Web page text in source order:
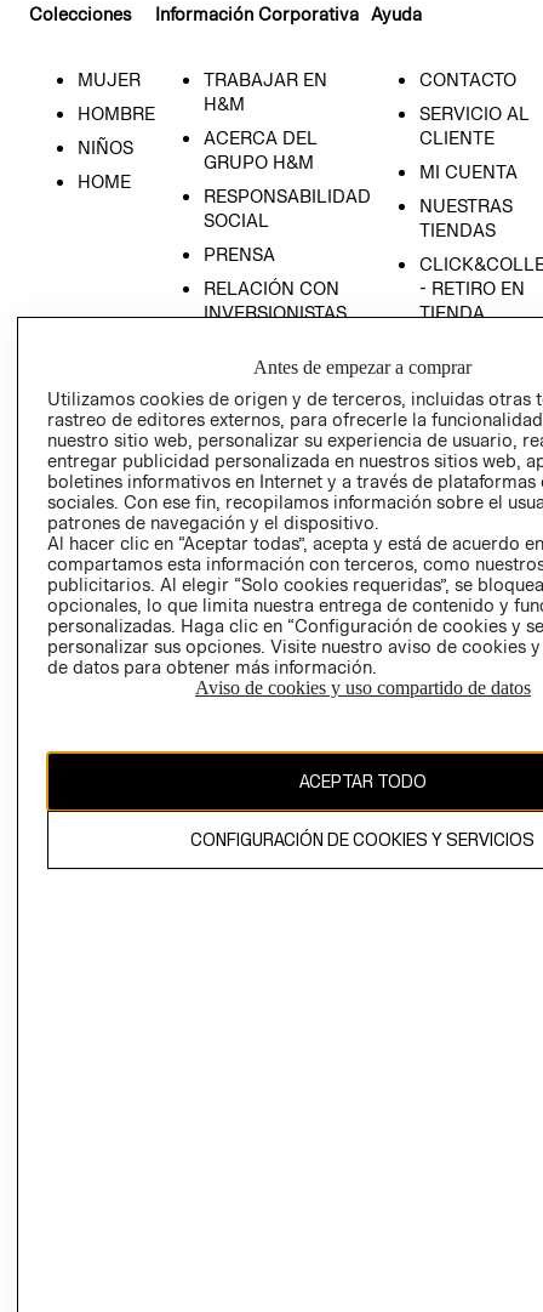
Colecciones
MUJER
HOMBRE
NIÑOS
HOME
Información Corporativa
TRABAJAR EN
H&M
ACERCA DEL
GRUPO H&M
RESPONSABILIDAD
SOCIAL
PRENSA
RELACIÓN CON
INVERSIONISTAS
EMPRESARIAL
Ayuda
CONTACTO
SERVICIO AL
CLIENTE
MI CUENTA
NUESTRAS
TIENDAS
- RETIRO EN
TIENDA
CONDICIONES
AVISO DE
PRIVACIDAD
GIFT CARD
AVISO DE
El contenido de esta página web está protegido por copyright y es
Antes de empezar a comprar
Utilizamos cookies de origen y de terceros, incluidas otras
rastreo de editores externos, para ofrecerle la
nuestro sitio web, personalizar su experiencia de usuario,
entregar publicidad personalizada en nuestros sitios web,
boletines informativos en Internet y a través de plataformas
sociales. Con ese fin, recopilamos información sobre el
patrones de navegación y el dispositivo.
Al hacer clic en “Aceptar todas”, acepta y está de acuerdo
compartamos esta información con terceros, como
publicitarios. Al elegir “Solo cookies requeridas”, se
opcionales, lo que limita nuestra entrega de contenido y
personalizadas. Haga clic en “Configuración de cookies y
personalizar sus opciones. Visite nuestro aviso de cookies
de datos para obtener más información.
Aviso de cookies y uso compartido de datos
ACEPTAR TODO
CONFIGURACIÓN DE COOKIES Y SERVICIOS